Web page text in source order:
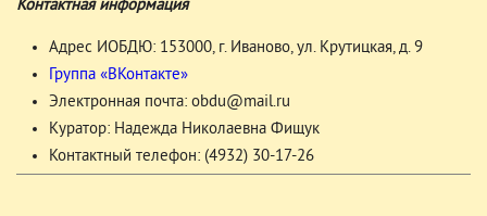
Контактная информация
Адрес ИОБДЮ: 153000, г. Иваново, ул. Крутицкая, д. 9
Группа «ВКонтакте»
Электронная почта: obdu@mail.ru
Куратор: Надежда Николаевна Фищук
Контактный телефон: (4932) 30-17-26